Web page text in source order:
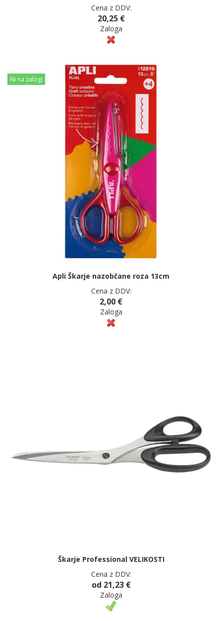
Cena z DDV:
20,25 €
Zaloga
Ni na zalogi
Apli Škarje nazobčane roza 13cm
Cena z DDV:
2,00 €
Zaloga
Škarje Professional VELIKOSTI
Cena z DDV:
od 21,23 €
Zaloga